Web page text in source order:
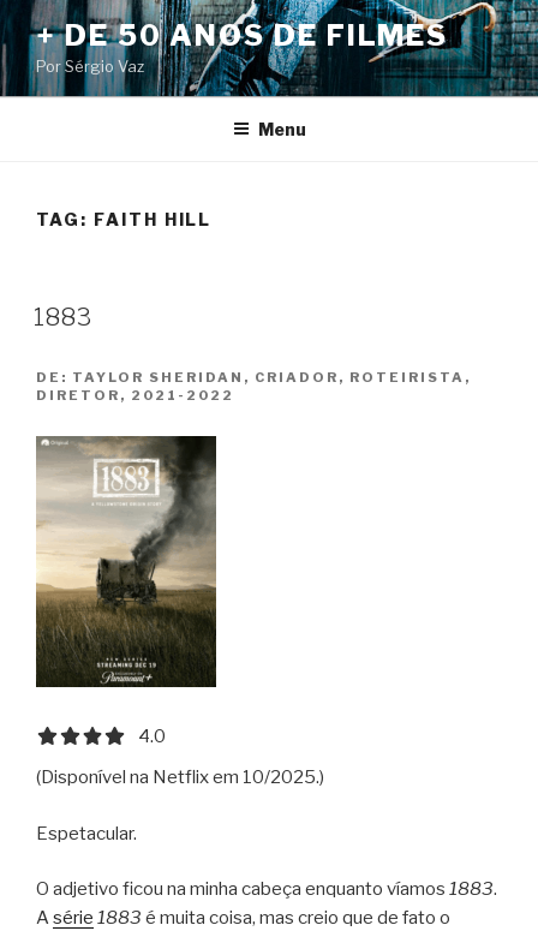
Pular
para
o
conteúdo
+ DE 50 ANOS DE FILMES
Por Sérgio Vaz
Menu
TAG: FAITH HILL
1883
DE: TAYLOR SHERIDAN, CRIADOR, ROTEIRISTA,
DIRETOR, 2021-2022
4.0 out of 5.0 stars
4.0
(Disponível na Netflix em 10/2025.)
Espetacular.
O adjetivo ficou na minha cabeça enquanto víamos 1883.
Asérie 1883 é muita coisa, mas creio que de fato o